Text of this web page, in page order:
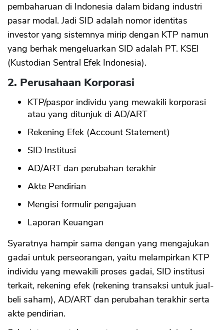
pembaharuan di Indonesia dalam bidang industri
pasar modal. Jadi SID adalah nomor identitas
investor yang sistemnya mirip dengan KTP namun
yang berhak mengeluarkan SID adalah PT. KSEI
(Kustodian Sentral Efek Indonesia).
2. Perusahaan Korporasi
KTP/paspor individu yang mewakili korporasi
atau yang ditunjuk di AD/ART
Rekening Efek (Account Statement)
SID Institusi
AD/ART dan perubahan terakhir
Akte Pendirian
Mengisi formulir pengajuan
Laporan Keuangan
Syaratnya hampir sama dengan yang mengajukan
gadai untuk perseorangan, yaitu melampirkan KTP
individu yang mewakili proses gadai, SID institusi
terkait, rekening efek (rekening transaksi untuk jual-
beli saham), AD/ART dan perubahan terakhir serta
akte pendirian.